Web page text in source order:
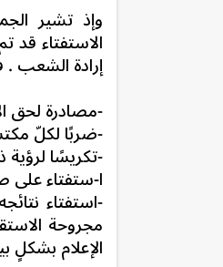
وإذ تشير
الاستفتاء قد
إرادة الشعب .
-مصادرة لحق
-ضربًا لكلّ
-تكريسًا لرؤية
ا-ستفتاء
-استفتاء
مجروحة
الإعلام بشكلٍ